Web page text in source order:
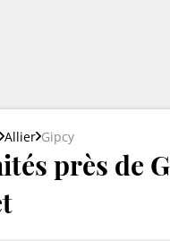
Allier Gipcy
près de